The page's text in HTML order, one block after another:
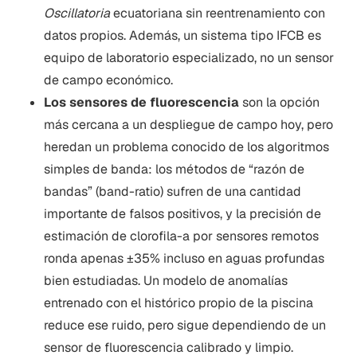
Oscillatoriaecuatoriana sin reentrenamiento con
datos propios. Además, un sistema tipo IFCB es
equipo de laboratorio especializado, no un sensor
de campo económico.
Los sensores de fluorescenciason la opción
más cercana a un despliegue de campo hoy, pero
heredan un problema conocido de los algoritmos
simples de banda: los métodos de “razón de
bandas” (band-ratio) sufren de una cantidad
importante de falsos positivos, y la precisión de
estimación de clorofila-a por sensores remotos
ronda apenas ±35% incluso en aguas profundas
bien estudiadas. Un modelo de anomalías
entrenado con el histórico propio de la piscina
reduce ese ruido, pero sigue dependiendo de un
sensor de fluorescencia calibrado y limpio.